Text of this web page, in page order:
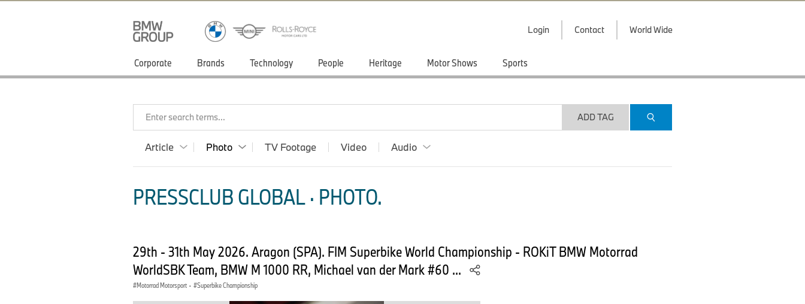
Login Contact World Wide
Corporate Brands Technology People Heritage Motor Shows Sports
Enter search terms... ADD TAG
Article Photo TV Footage Video Audio
PRESSCLUB GLOBAL · PHOTO.
29th - 31th May 2026. Aragon (SPA). FIM Superbike World Championship - ROKiT BMW Motorrad
WorldSBK Team, BMW M 1000 RR, Michael van der Mark #60 ...
Motorrad Motorsport · Superbike Championship